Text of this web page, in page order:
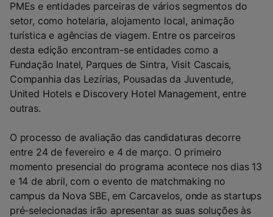
PMEs e entidades parceiras de vários segmentos do
setor, como hotelaria, alojamento local, animação
turística e agências de viagem. Entre os parceiros
desta edição encontram-se entidades como a
Fundação Inatel, Parques de Sintra, Visit Cascais,
Companhia das Lezírias, Pousadas da Juventude,
United Hotels e Discovery Hotel Management, entre
outras.
O processo de avaliação das candidaturas decorre
entre 24 de fevereiro e 4 de março. O primeiro
momento presencial do programa acontece nos dias 13
e 14 de abril, com o evento de matchmaking no
campus da Nova SBE, em Carcavelos, onde as startups
pré-selecionadas irão apresentar as suas soluções às